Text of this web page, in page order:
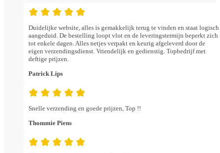
Duidelijke website, alles is gemakkelijk terug te vinden en staat logisch
aangeduid. De bestelling loopt vlot en de leveringstermijn beperkt zich
tot enkele dagen. Alles netjes verpakt en keurig afgeleverd door de
eigen verzendingsdienst. Vriendelijk en gedienstig. Topbedrijf met
deftige prijzen.
Patrick Lips
Snelle verzending en goede prijzen, Top !!
Thommie Piens